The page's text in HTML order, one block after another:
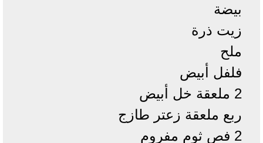
بيضة
زيت ذرة
ملح
فلفل أبيض
2 ملعقة خل أبيض
ربع ملعقة زعتر طازج
2 فص ثوم مفروم